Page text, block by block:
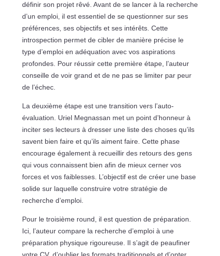
définir son projet rêvé. Avant de se lancer à la recherche
d’un emploi, il est essentiel de se questionner sur ses
préférences, ses objectifs et ses intérêts. Cette
introspection permet de cibler de manière précise le
type d’emploi en adéquation avec vos aspirations
profondes. Pour réussir cette première étape, l’auteur
conseille de voir grand et de ne pas se limiter par peur
de l’échec.
La deuxième étape est une transition vers l’auto-
évaluation. Uriel Megnassan met un point d’honneur à
inciter ses lecteurs à dresser une liste des choses qu’ils
savent bien faire et qu’ils aiment faire. Cette phase
encourage également à recueillir des retours des gens
qui vous connaissent bien afin de mieux cerner vos
forces et vos faiblesses. L’objectif est de créer une base
solide sur laquelle construire votre stratégie de
recherche d’emploi.
Pour le troisième round, il est question de préparation.
Ici, l’auteur compare la recherche d’emploi à une
préparation physique rigoureuse. Il s’agit de peaufiner